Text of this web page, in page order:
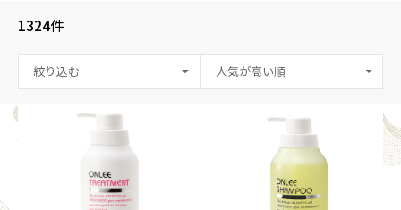
1324件
絞り込む